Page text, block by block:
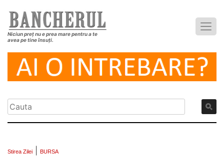
Niciun preț nu e prea mare pentru a te
avea pe tine însuți.
Stirea Zilei BURSA